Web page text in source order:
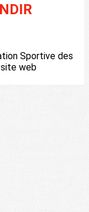
Sportive des
site web